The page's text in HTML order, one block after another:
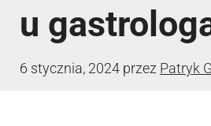
u
6 stycznia, 2024 przez Patryk